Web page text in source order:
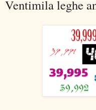
Ventimila leghe